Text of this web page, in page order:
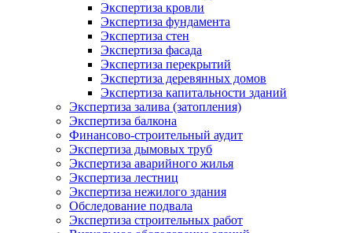
Экспертиза кровли
Экспертиза фундамента
Экспертиза стен
Экспертиза фасада
Экспертиза перекрытий
Экспертиза деревянных домов
Экспертиза капитальности зданий
Экспертиза залива (затопления)
Экспертиза балкона
Финансово-строительный аудит
Экспертиза дымовых труб
Экспертиза аварийного жилья
Экспертиза лестниц
Экспертиза нежилого здания
Обследование подвала
Экспертиза строительных работ